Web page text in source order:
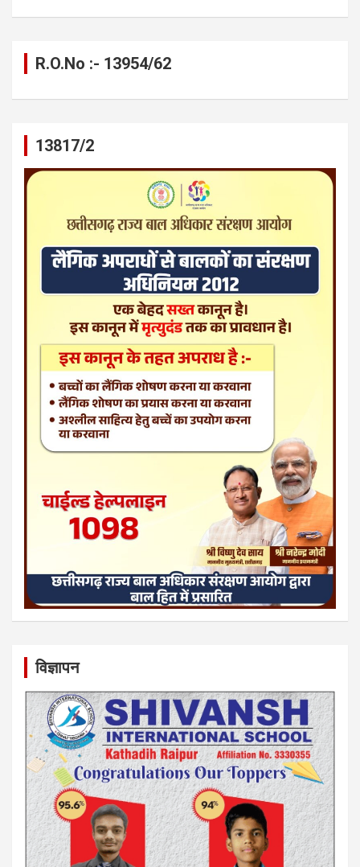
R.O.No :- 13954/62
13817/2
विज्ञापन